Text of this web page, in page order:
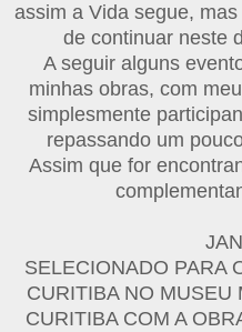
assim a Vida segue,
de continuar neste
A seguir alguns
minhas obras, com
simplesmente
repassando um
Assim que for
SELECIONADO PARA
CURITIBA NO MUSEU
CURITIBA COM A